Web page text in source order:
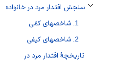
سنجش اقتدار مرد در خانواده
تغییر وضعیت زیربخش‌های سنجش اقتدار مرد
1. شاخص‎های کمّی
2. شاخص‏های کیفی
تاریخچۀ اقتدار مرد در